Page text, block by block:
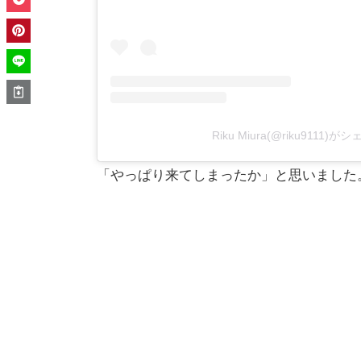
Riku Miura(@riku9111)がシ
「やっぱり来てしまったか」と思いました。